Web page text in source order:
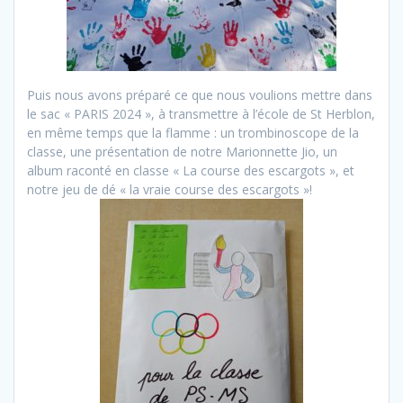
Puis nous avons préparé ce que nous voulions mettre dans
le sac « PARIS 2024 », à transmettre à l’école de St Herblon,
en même temps que la flamme : un trombinoscope de la
classe, une présentation de notre Marionnette Jio, un
album raconté en classe « La course des escargots », et
notre jeu de dé « la vraie course des escargots »!